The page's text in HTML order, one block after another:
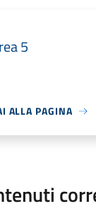
5
ALLA PAGINA